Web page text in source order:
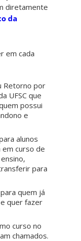
diretamente
da
em cada
Retorno por
UFSC que
possui
e
alunos
em curso de
para
quem já
quer fazer
curso no
chamados.